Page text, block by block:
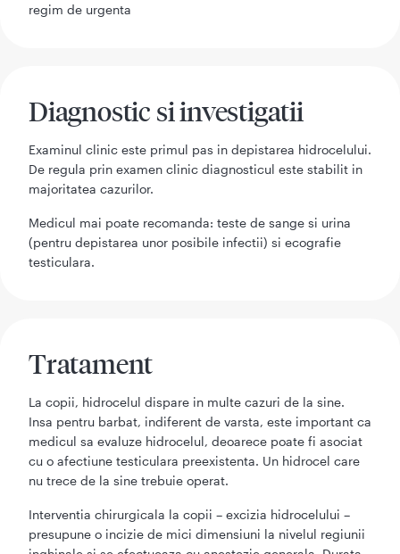
regim de urgenta
Diagnostic si investigatii
Examinul clinic este primul pas in depistarea hidrocelului.
De regula prin examen clinic diagnosticul este stabilit in
majoritatea cazurilor.
Medicul mai poate recomanda: teste de sange si urina
(pentru depistarea unor posibile infectii) si ecografie
testiculara.
Tratament
La copii, hidrocelul dispare in multe cazuri de la sine.
Insa pentru barbat, indiferent de varsta, este important ca
medicul sa evaluze hidrocelul, deoarece poate fi asociat
cu o afectiune testiculara preexistenta. Un hidrocel care
nu trece de la sine trebuie operat.
Interventia chirurgicala la copii – excizia hidrocelului –
presupune o incizie de mici dimensiuni la nivelul regiunii